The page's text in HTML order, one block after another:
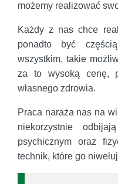
możemy realizować
Każdy z nas chce
ponadto być
wszystkim, takie
za to wysoką cenę,
własnego zdrowia.
Praca naraża nas na
niekorzystnie
psychicznym oraz
technik, które go